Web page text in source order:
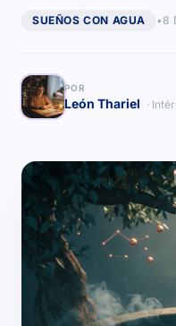
SUEÑOS CON AGUA •8
POR
León Thariel ·